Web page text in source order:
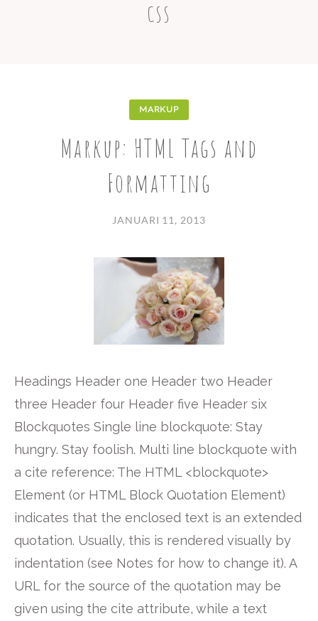
CSS
MARKUP
Markup: HTML Tags and
Formatting
JANUARI 11, 2013
Headings Header one Header two Header
three Header four Header five Header six
Blockquotes Single line blockquote: Stay
hungry. Stay foolish. Multi line blockquote with
a cite reference: The HTML <blockquote>
Element (or HTML Block Quotation Element)
indicates that the enclosed text is an extended
quotation. Usually, this is rendered visually by
indentation (see Notes for how to change it). A
URL for the source of the quotation may be
given using the cite attribute, while a text